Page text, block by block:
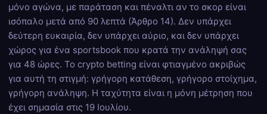
μόνο αγώνα, με παράταση και πέναλτι αν το σκορ είναι
ισόπαλο μετά από 90 λεπτά (Άρθρο 14). Δεν υπάρχει
δεύτερη ευκαιρία, δεν υπάρχει αύριο, και δεν υπάρχει
χώρος για ένα sportsbook που κρατά την ανάληψή σας
για 48 ώρες. Το crypto betting είναι φτιαγμένο ακριβώς
για αυτή τη στιγμή: γρήγορη κατάθεση, γρήγορο στοίχημα,
γρήγορη ανάληψη. Η ταχύτητα είναι η μόνη μέτρηση που
έχει σημασία στις 19 Ιουλίου.